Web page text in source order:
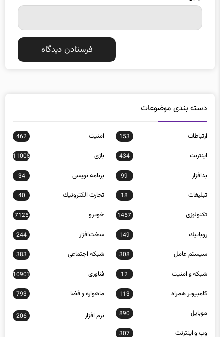
ارتباطات
اينترنت 434 بازی 11005
بدافزار 99 برنامه نويسی 34
تبلیغات 18 تجارت الكترونيك 40
تکنولوژی 1457 خودرو 7125
روباتيك 149 سخت‌افزار 244
سيستم عامل 308 شبكه اجتماعی 383
شبكه و امنيت 12 فناوری 10901
كامپيوتر همراه 113 ماهواره و فضا 793
موبايل 890
206
وب و اينترنت 307